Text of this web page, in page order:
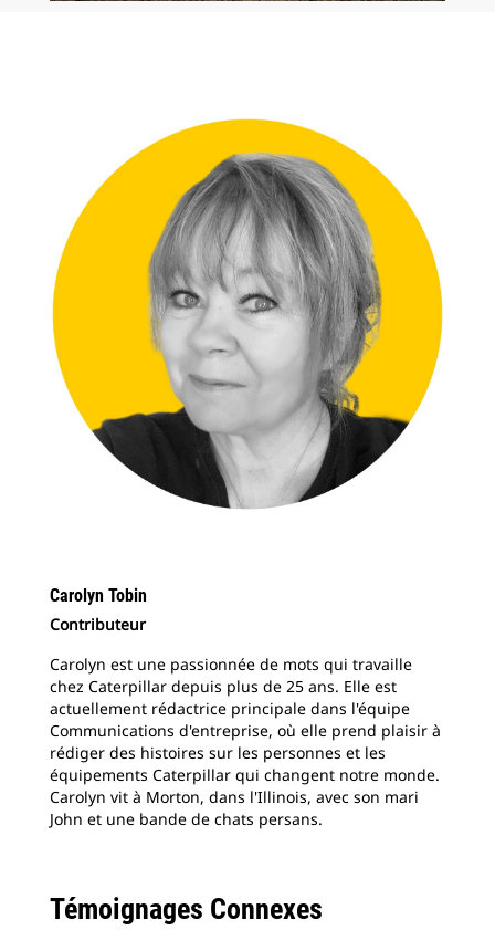
Carolyn Tobin
Contributeur
Carolyn est une passionnée de mots qui travaille
chez Caterpillar depuis plus de 25 ans. Elle est
actuellement rédactrice principale dans l'équipe
Communications d'entreprise, où elle prend plaisir à
rédiger des histoires sur les personnes et les
équipements Caterpillar qui changent notre monde.
Carolyn vit à Morton, dans l'Illinois, avec son mari
John et une bande de chats persans.
Témoignages Connexes